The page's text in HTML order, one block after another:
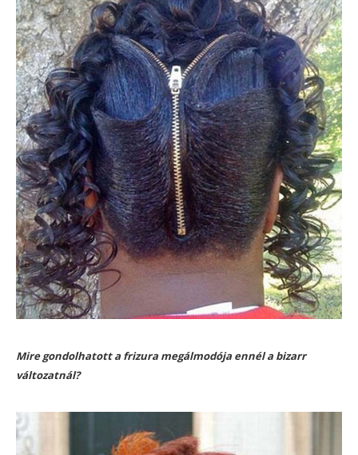
Mire gondolhatott a frizura megálmodója ennél a bizarr
változatnál?